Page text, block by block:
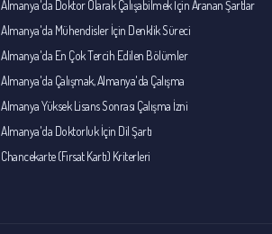
Almanya'da Doktor Olarak Çalışabilmek İçin Aranan Şartlar
Almanya'da Mühendisler İçin Denklik Süreci
Almanya'da En Çok Tercih Edilen Bölümler
Almanya'da Çalışmak, Almanya'da Çalışma
Almanya Yüksek Lisans Sonrası Çalışma İzni
Almanya'da Doktorluk İçin Dil Şartı
Chancekarte (Fırsat Kartı) Kriterleri